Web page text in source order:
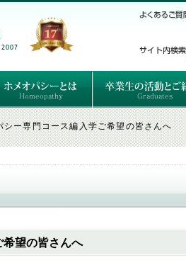
メオパシーとは
ラシカルホメオパシーとは
ルガノンとは
ーネマンの人生
ーネマン以後のホメオパス
メディの使い方ABC 卒業生のご紹介
卒業生の活動
シー専門コース編入学ご希望の皆さんへ
望の皆さんへ